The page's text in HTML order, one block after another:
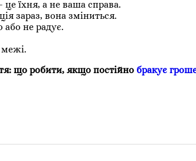
їхня, а не ваша справа.
зараз, вона зміниться.
або не радує.
межі.
що робити, якщо постійно бракує